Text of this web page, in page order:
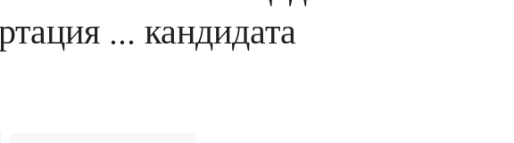
... кандидата